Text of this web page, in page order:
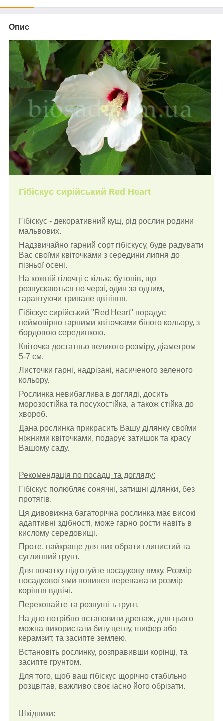
Опис
Гібіскус сирійський Red Heart
Гібіскус - декоративний кущ, рід рослин родини
мальвових.
Надзвичайно гарний сорт гібіскусу, буде радувати
Вас своїми квіточками з середини липня до
пізньої осені.
На кожній гілочці є кілька бутонів, що
розпускаються по черзі, один за одним,
гарантуючи тривале цвітіння.
Гібіскус сирійський "Red Heart" порадує
неймовірно гарними квіточками білого кольору, з
бордовою серединкою.
Квіточка достатньо великого розміру, діаметром
5-7 см.
Листочки гарні, надрізані, насиченого зеленого
кольору.
Рослинка невибаглива в догляді, досить
морозостійка та посухостійка, а також стійка до
хвороб.
Дана рослинка прикрасить Вашу ділянку своїми
ніжними квіточками, подарує затишок та красу
Вашому саду.
Рекомендація по посадці та догляду:
Гібіскус полюбляє сонячні, затишні ділянки, без
протягів.
Ця дивовижна багаторічна рослинка має високі
адаптивні здібності, може гарно рости навіть в
кислому середовищі.
Проте, найкраще для них обрати глинистий та
суглинний грунт.
Для початку підготуйте посадкову ямку. Розмір
посадкової ями повинен переважати розмір
коріння вдвічі.
Перекопайте та розпушіть грунт.
На дно потрібно встановити дренаж, для цього
можна використати биту цеглу, шифер або
керамзит, та засипте землею.
Встановіть рослинку, розправивши корінці, та
засипте грунтом.
Для того, щоб ваш гібіскус щорічно стабільно
розцвітав, важливо своєчасно його обрізати.
Шкідники: